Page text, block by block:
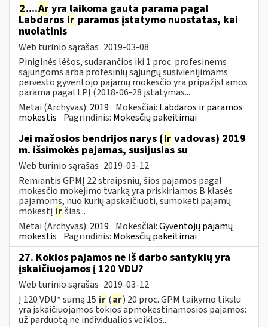
2....Ar yra laikoma gauta parama pagal
Labdaros ir paramos įstatymo nuostatas, kai
nuolatinis
Web turinio sąrašas 2019-03-08
Piniginės lėšos, sudarančios iki 1 proc. profesinėms
sąjungoms arba profesinių sąjungų susivienijimams
pervesto gyventojo pajamų mokesčio yra pripažįstamos
parama pagal LPĮ (2018-06-28 įstatymas...
Metai (Archyvas): 2019 Mokesčiai: Labdaros ir paramos
mokestis Pagrindinis: Mokesčių pakeitimai
Jei mažosios bendrijos narys (ir vadovas) 2019
m. išsimokės pajamas, susijusias su
Web turinio sąrašas 2019-03-12
Remiantis GPMĮ 22 straipsniu, šios pajamos pagal
mokesčio mokėjimo tvarką yra priskiriamos B klasės
pajamoms, nuo kurių apskaičiuoti, sumokėti pajamų
mokestį iršias...
Metai (Archyvas): 2019 Mokesčiai:Gyventojų pajamų
mokestis Pagrindinis: Mokesčių pakeitimai
27. Kokios pajamos ne iš darbo santykių yra
įskaičiuojamos į 120 VDU?
Web turinio sąrašas 2019-03-12
Į 120 VDU* sumą 15 ir (ar) 20 proc. GPM taikymo tikslu
yra įskaičiuojamos tokios apmokestinamosios pajamos:
už parduotą ne individualios veiklos...